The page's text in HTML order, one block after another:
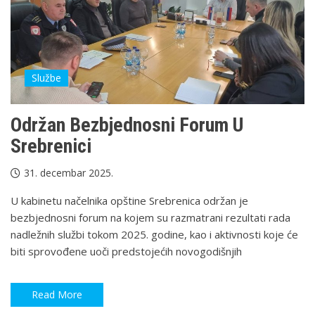
Službe
Održan Bezbjednosni Forum U
Srebrenici
31. decembar 2025.
U kabinetu načelnika opštine Srebrenica održan je
bezbjednosni forum na kojem su razmatrani rezultati rada
nadležnih službi tokom 2025. godine, kao i aktivnosti koje će
biti sprovođene uoči predstojećih novogodišnjih
Read More